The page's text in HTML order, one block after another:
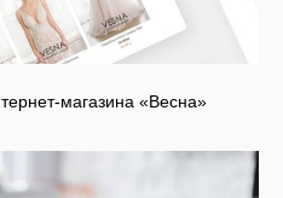
магазина «Весна»